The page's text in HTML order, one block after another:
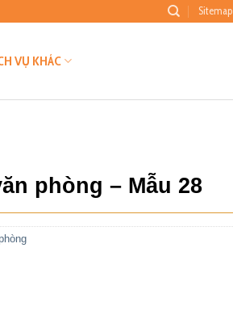
Sitemap
VỤ KHÁC
phòng – Mẫu 28